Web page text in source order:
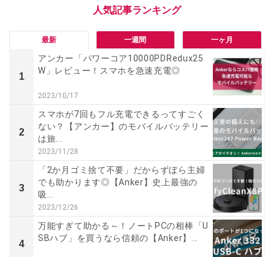
最新 一週間 一ヶ月
1
アンカー「パワーコア10000PDRedux25
W」レビュー！スマホを急速充電◎
2023/10/17
2
スマホが7回もフル充電できるってすごく
ない？【アンカー】のモバイルバッテリー
は旅...
2023/11/28
3
「2か月ゴミ捨て不要」だからずぼら主婦
でも助かります◎【Anker】史上最強の
吸...
2023/12/26
4
万能すぎて助かる～！ノートPCの相棒「U
SBハブ」を買うなら信頼の【Anker】...